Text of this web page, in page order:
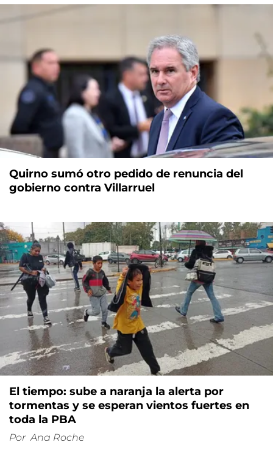
Quirno sumó otro pedido de renuncia del
gobierno contra Villarruel
El tiempo: sube a naranja la alerta por
tormentas y se esperan vientos fuertes en
toda la PBA
Por Ana Roche